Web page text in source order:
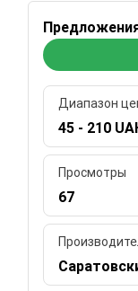
Диапазон
45 - 210
Просмотры
67